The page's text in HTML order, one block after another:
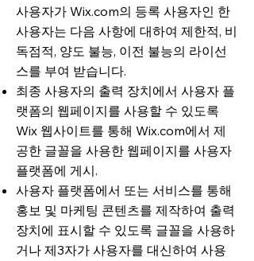
사용자가 Wix.com의 등록 사용자인 한
사용자는 다음 사항에 대하여 제한적, 비
독점적, 양도 불능, 이전 불능의 라이선
스를 부여 받습니다.
최종 사용자의 출력 장치에서 사용자 플
랫폼의 웹페이지를 사용할 수 있도록
Wix 웹사이트를 통해 Wix.com에서 제
공한 글꼴을 사용한 웹페이지를 사용자
플랫폼에 게시.
사용자 플랫폼에서 또는 서비스를 통해
홍보 및 마케팅 콘텐츠를 제작하여 출력
장치에 표시할 수 있도록 글꼴을 사용하
거나 제3자가 사용자를 대신하여 사용